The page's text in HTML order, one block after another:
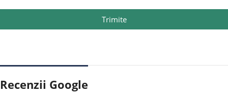
Trimite
Recenzii Google